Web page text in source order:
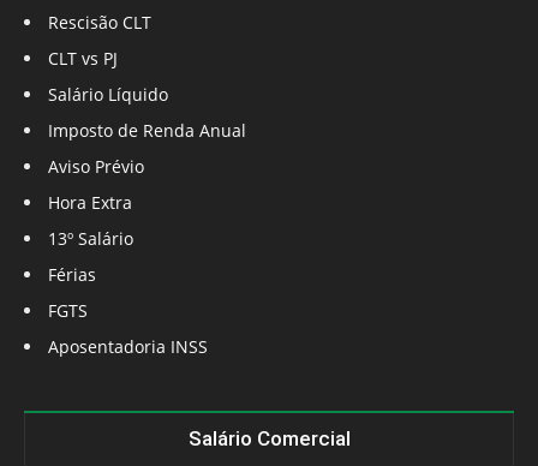
Rescisão CLT
CLT vs PJ
Salário Líquido
Imposto de Renda Anual
Aviso Prévio
Hora Extra
13º Salário
Férias
FGTS
Aposentadoria INSS
Salário Comercial